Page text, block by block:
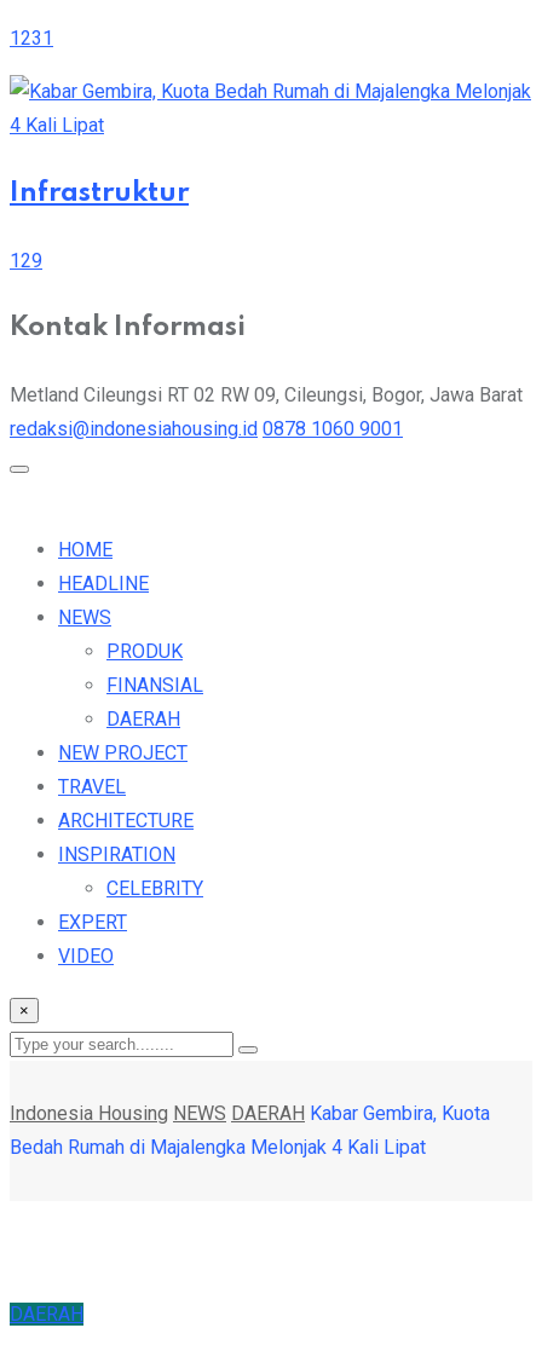
1231
Infrastruktur
129
Kontak Informasi
Metland Cileungsi RT 02 RW 09, Cileungsi, Bogor, Jawa Barat
redaksi@indonesiahousing.id 0878 1060 9001
HOME
HEADLINE
NEWS
PRODUK
FINANSIAL
DAERAH
NEW PROJECT
TRAVEL
ARCHITECTURE
INSPIRATION
CELEBRITY
EXPERT
VIDEO
×
Indonesia Housing NEWS DAERAH Kabar Gembira, Kuota
Bedah Rumah di Majalengka Melonjak 4 Kali Lipat
DAERAH